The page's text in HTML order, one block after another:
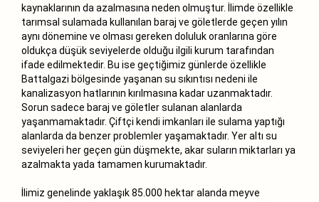
kaynaklarının da azalmasına neden olmuştur. İlimde özellikle
tarımsal sulamada kullanılan baraj ve göletlerde geçen yılın
aynı dönemine ve olması gereken doluluk oranlarına göre
oldukça düşük seviyelerde olduğu ilgili kurum tarafından
ifade edilmektedir. Bu ise geçtiğimiz günlerde özellikle
Battalgazi bölgesinde yaşanan su sıkıntısı nedeni ile
kanalizasyon hatlarının kırılmasına kadar uzanmaktadır.
Sorun sadece baraj ve göletler sulanan alanlarda
yaşanmamaktadır. Çiftçi kendi imkanları ile sulama yaptığı
alanlarda da benzer problemler yaşamaktadır. Yer altı su
seviyeleri her geçen gün düşmekte, akar suların miktarları ya
azalmakta yada tamamen kurumaktadır.
İlimiz genelinde yaklaşık 85.000 hektar alanda meyve